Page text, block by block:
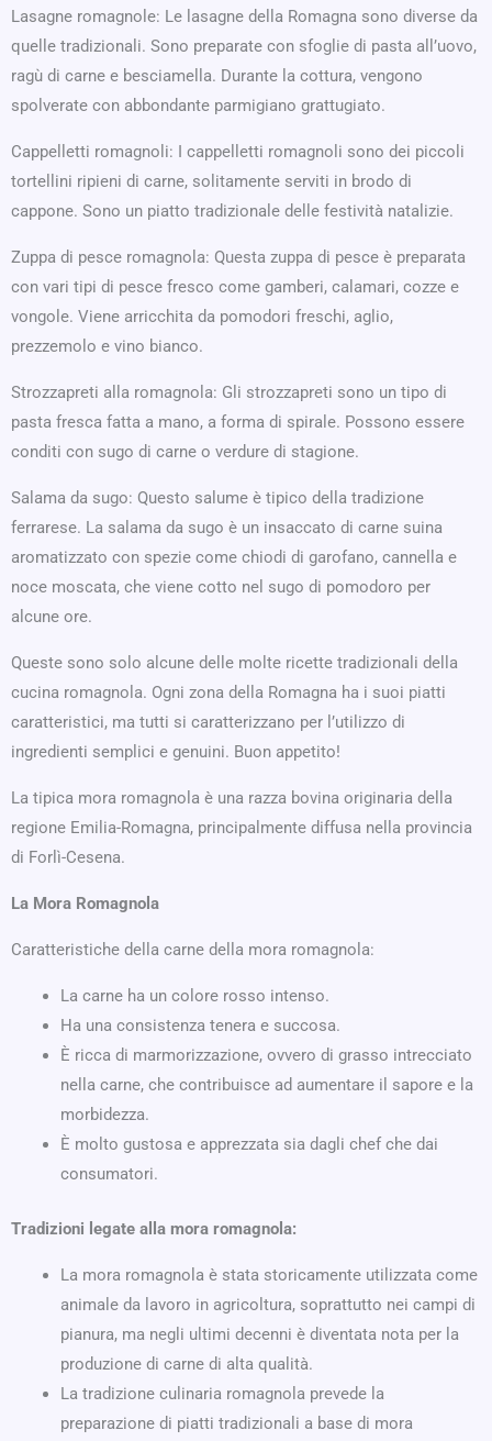
Lasagne romagnole: Le lasagne della Romagna sono diverse da
quelle tradizionali. Sono preparate con sfoglie di pasta all’uovo,
ragù di carne e besciamella. Durante la cottura, vengono
spolverate con abbondante parmigiano grattugiato.
Cappelletti romagnoli: I cappelletti romagnoli sono dei piccoli
tortellini ripieni di carne, solitamente serviti in brodo di
cappone. Sono un piatto tradizionale delle festività natalizie.
Zuppa di pesce romagnola: Questa zuppa di pesce è preparata
con vari tipi di pesce fresco come gamberi, calamari, cozze e
vongole. Viene arricchita da pomodori freschi, aglio,
prezzemolo e vino bianco.
Strozzapreti alla romagnola: Gli strozzapreti sono un tipo di
pasta fresca fatta a mano, a forma di spirale. Possono essere
conditi con sugo di carne o verdure di stagione.
Salama da sugo: Questo salume è tipico della tradizione
ferrarese. La salama da sugo è un insaccato di carne suina
aromatizzato con spezie come chiodi di garofano, cannella e
noce moscata, che viene cotto nel sugo di pomodoro per
alcune ore.
Queste sono solo alcune delle molte ricette tradizionali della
cucina romagnola. Ogni zona della Romagna ha i suoi piatti
caratteristici, ma tutti si caratterizzano per l’utilizzo di
ingredienti semplici e genuini. Buon appetito!
La tipica mora romagnola è una razza bovina originaria della
regione Emilia-Romagna, principalmente diffusa nella provincia
di Forlì-Cesena.
La Mora Romagnola
Caratteristiche della carne della mora romagnola:
La carne ha un colore rosso intenso.
Ha una consistenza tenera e succosa.
È ricca di marmorizzazione, ovvero di grasso intrecciato
nella carne, che contribuisce ad aumentare il sapore e la
morbidezza.
È molto gustosa e apprezzata sia dagli chef che dai
consumatori.
Tradizioni legate alla mora romagnola:
La mora romagnola è stata storicamente utilizzata come
animale da lavoro in agricoltura, soprattutto nei campi di
pianura, ma negli ultimi decenni è diventata nota per la
produzione di carne di alta qualità.
La tradizione culinaria romagnola prevede la
preparazione di piatti tradizionali a base di mora